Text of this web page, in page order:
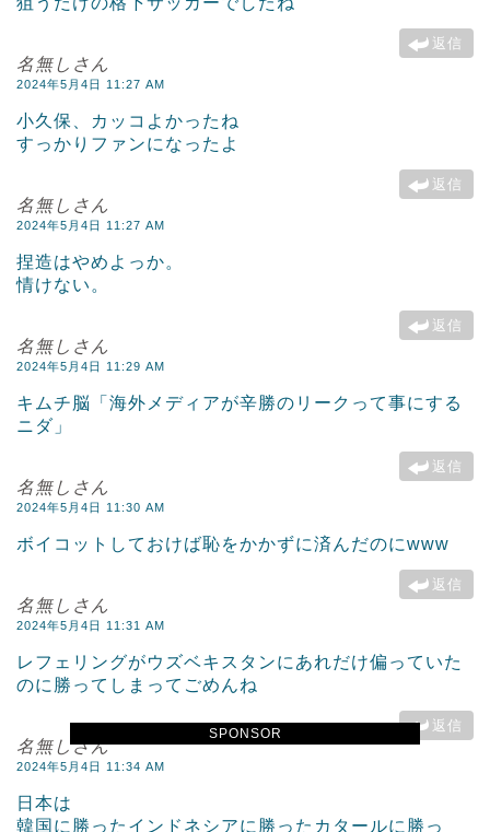
SPONSOR
返信
名無しさん
2024年5月4日 11:27 AM
小久保、カッコよかったね
すっかりファンになったよ
返信
名無しさん
2024年5月4日 11:27 AM
捏造はやめよっか。
情けない。
返信
名無しさん
2024年5月4日 11:29 AM
キムチ脳「海外メディアが辛勝のリークって事にする
ニダ」
返信
名無しさん
2024年5月4日 11:30 AM
ボイコットしておけば恥をかかずに済んだのにwww
返信
名無しさん
2024年5月4日 11:31 AM
レフェリングがウズベキスタンにあれだけ偏っていた
のに勝ってしまってごめんね
返信
名無しさん
2024年5月4日 11:34 AM
日本は
韓国に勝ったインドネシアに勝ったカタールに勝っ